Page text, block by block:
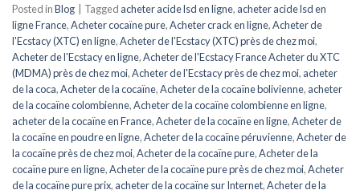
Posted inBlog Tagged acheter acide lsd en ligne, acheter acide lsd en
ligne France,Acheter cocaïne pure,Acheter crack en ligne,Acheter de
l'Ecstacy (XTC) en ligne,Acheter de l'Ecstacy (XTC) près de chez moi,
Acheter de l'Ecstacy en ligne,Acheter de l'Ecstacy France Acheter du XTC
(MDMA) près de chez moi,Acheter de l'Ecstacy près de chez moi, acheter
de la coca,Acheter de la cocaïne,Acheter de la cocaïne bolivienne, acheter
de la cocaïne colombienne,Acheter de la cocaïne colombienne en ligne,
acheter de la cocaïne en France,Acheter de la cocaïne en ligne,Acheter de
la cocaïne en poudre en ligne,Acheter de la cocaïne péruvienne,Acheter de
la cocaïne près de chez moi,Acheter de la cocaïne pure,Acheter de la
cocaïne pure en ligne,Acheter de la cocaïne pure près de chez moi,Acheter
de la cocaïne pure prix, acheter de la cocaïne sur Internet,Acheter de la